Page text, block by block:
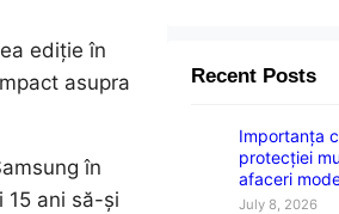
ediție în
asupra
în
15 ani să-și
Recent Posts
Importanța
protecției
afaceri
July 8, 2026